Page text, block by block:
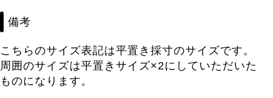
備考
こちらのサイズ表記は平置き採寸のサイズです。
周囲のサイズは平置きサイズ×2にしていただいた
ものになります。